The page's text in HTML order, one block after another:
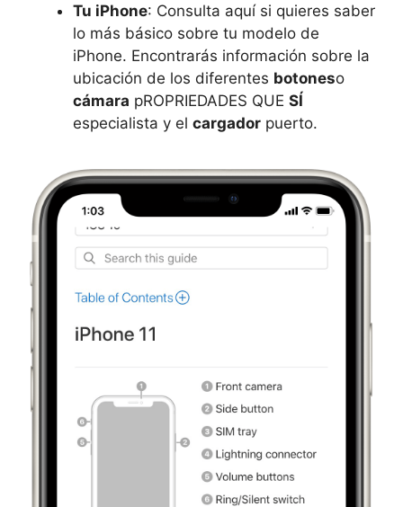
Tu iPhone: Consulta aquí si quieres saber
lo más básico sobre tu modelo de
iPhone. Encontrarás información sobre la
ubicación de los diferentes botoneso
cámara pROPRIEDADES QUE SÍ
especialista y el cargador puerto.